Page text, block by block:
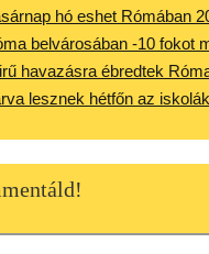
hó eshet Rómában
belvárosában -10 fokot
havazásra ébredtek
lesznek hétfőn az